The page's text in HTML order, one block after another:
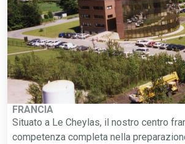
FRANCIA
Situato a Le Cheylas, il nostro centro
competenza completa nella